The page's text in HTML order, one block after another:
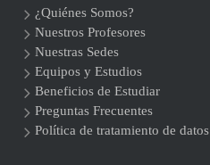
¿Quiénes Somos?
Nuestros Profesores
Nuestras Sedes
Equipos y Estudios
Beneficios de Estudiar
Preguntas Frecuentes
Política de tratamiento de datos